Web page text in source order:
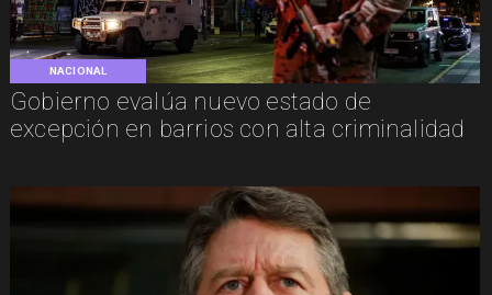
NACIONAL
Gobierno evalúa nuevo estado de
excepción en barrios con alta criminalidad